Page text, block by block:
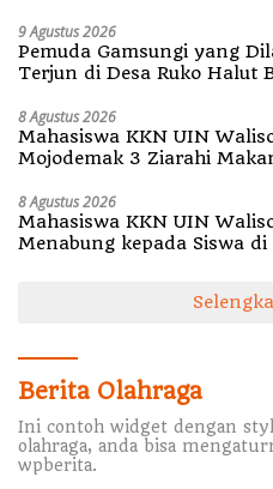
9 Agustus 2026
Pemuda Gamsungi yang
Terjun di Desa Ruko Halut
8 Agustus 2026
Mahasiswa KKN UIN
Mojodemak 3 Ziarahi
8 Agustus 2026
Mahasiswa KKN UIN
Menabung kepada Siswa
Berita Olahraga
Ini contoh widget dengan
olahraga, anda bisa
wpberita.